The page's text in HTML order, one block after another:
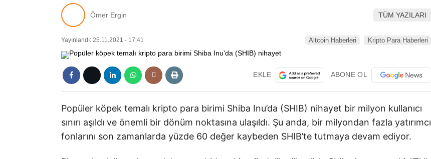
Ömer Ergin TÜM YAZILARI
Yayınlandı: 25.11.2021 - 17:41 Altcoin Haberleri Kripto Para Haberleri
EKLE ABONE OL
Popüler köpek temalı kripto para birimi Shiba Inu’da (SHIB) nihayet bir milyon kullanıcı
sınırı aşıldı ve önemli bir dönüm noktasına ulaşıldı. Şu anda, bir milyondan fazla yatırımcı
fonlarını son zamanlarda yüzde 60 değer kaybeden SHIB’te tutmaya devam ediyor.